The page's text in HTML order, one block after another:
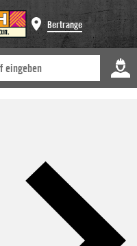
Bertrange